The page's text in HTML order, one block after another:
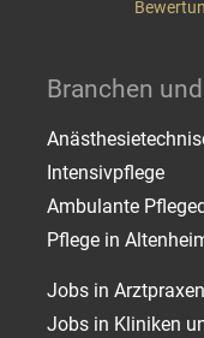
Branchen
Intensivpflege
Ambulante
Pflege in
Jobs in Arztpraxen
Jobs in Kliniken